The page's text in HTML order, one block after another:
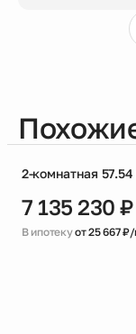
2-комнатная 57.54
7 135 230 ₽
В ипотекуот 25 667